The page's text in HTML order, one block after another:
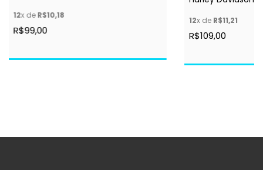
12x deR$10,18
R$99,00
12x de R$11,21
R$109,00